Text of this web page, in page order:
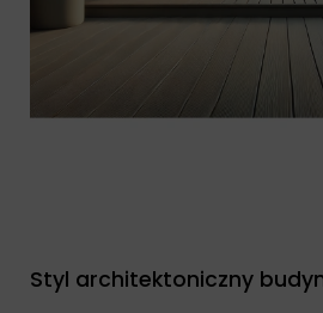
Styl architektoniczny